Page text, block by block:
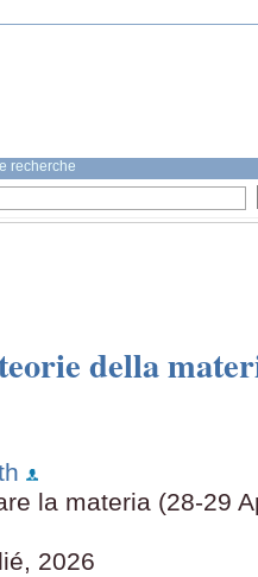
recherche
della
la materia (28-29
2026